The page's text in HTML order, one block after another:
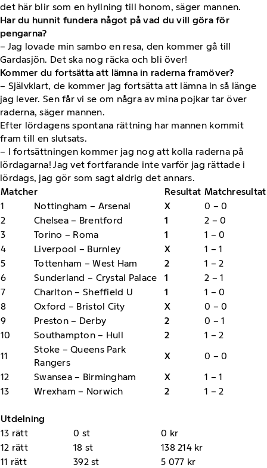
det här blir som en hyllning till honom, säger mannen.
Har du hunnit fundera något på vad du vill göra för
pengarna?
– Jag lovade min sambo en resa, den kommer gå till
Gardasjön. Det ska nog räcka och bli över!
Kommer du fortsätta att lämna in raderna framöver?
– Självklart, de kommer jag fortsätta att lämna in så länge
jag lever. Sen får vi se om några av mina pojkar tar över
raderna, säger mannen.
Efter lördagens spontana rättning har mannen kommit
fram till en slutsats.
– I fortsättningen kommer jag nog att kolla raderna på
lördagarna! Jag vet fortfarande inte varför jag rättade i
lördags, jag gör som sagt aldrig det annars.
Matcher
Resultat Matchresultat
1
Nottingham – Arsenal X
0 – 0
2
Chelsea – Brentford 1
2 – 0
3
Torino – Roma 1
1 – 0
4
Liverpool – Burnley X
1 – 1
5
Tottenham – West Ham 2
1 – 2
6
Sunderland – Crystal Palace 1
2 – 1
7
Charlton – Sheffield U 1
1 – 0
8
Oxford – Bristol City X
0 – 0
9
Preston – Derby 2
0 – 1
10
Southampton – Hull 2
1 – 2
11
Stoke – Queens Park
Rangers
X
0 – 0
12
Swansea – Birmingham X
1 – 1
13
Wrexham – Norwich 2 1 – 2
Utdelning
13 rätt
0 st
0 kr
12 rätt
18 st
138 214 kr
11 rätt
392 st
5 077 kr